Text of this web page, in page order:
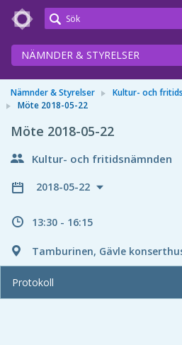
Meetings+
NÄMNDER & STYRELSER
Nämnder & Styrelser
Kultur- och
Möte 2018-05-22
Möte 2018-05-22
Kultur- och fritidsnämnden
2018-05-22
13:30 - 16:15
Tamburinen, Gävle
Protokoll